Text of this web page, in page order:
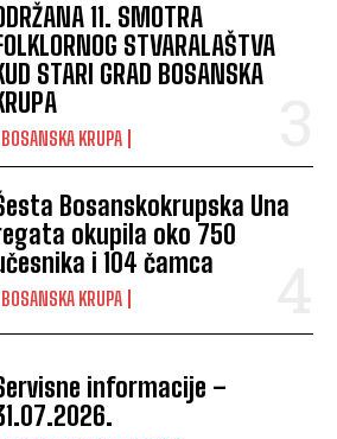
11. SMOTRA
STVARALAŠTVA
STARI GRAD BOSANSKA
BOSANSKA KRUPA
Bosanskokrupska Una
okupila oko 750
i 104 čamca
BOSANSKA KRUPA
informacije –